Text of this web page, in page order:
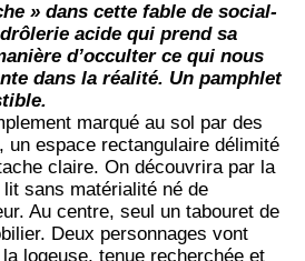
» dans cette fable de social-
acide qui prend sa
d’occulter ce qui nous
dans la réalité. Un pamphlet
marqué au sol par des
un espace rectangulaire délimité
claire. On découvrira par la
lit sans matérialité né de
Au centre, seul un tabouret de
Deux personnages vont
logeuse, tenue recherchée et